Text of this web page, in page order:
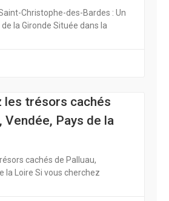
Christophe-des-Bardes : Un
la Gironde Située dans la
les trésors cachés
Vendée, Pays de la
cachés de Palluau,
la Loire Si vous cherchez